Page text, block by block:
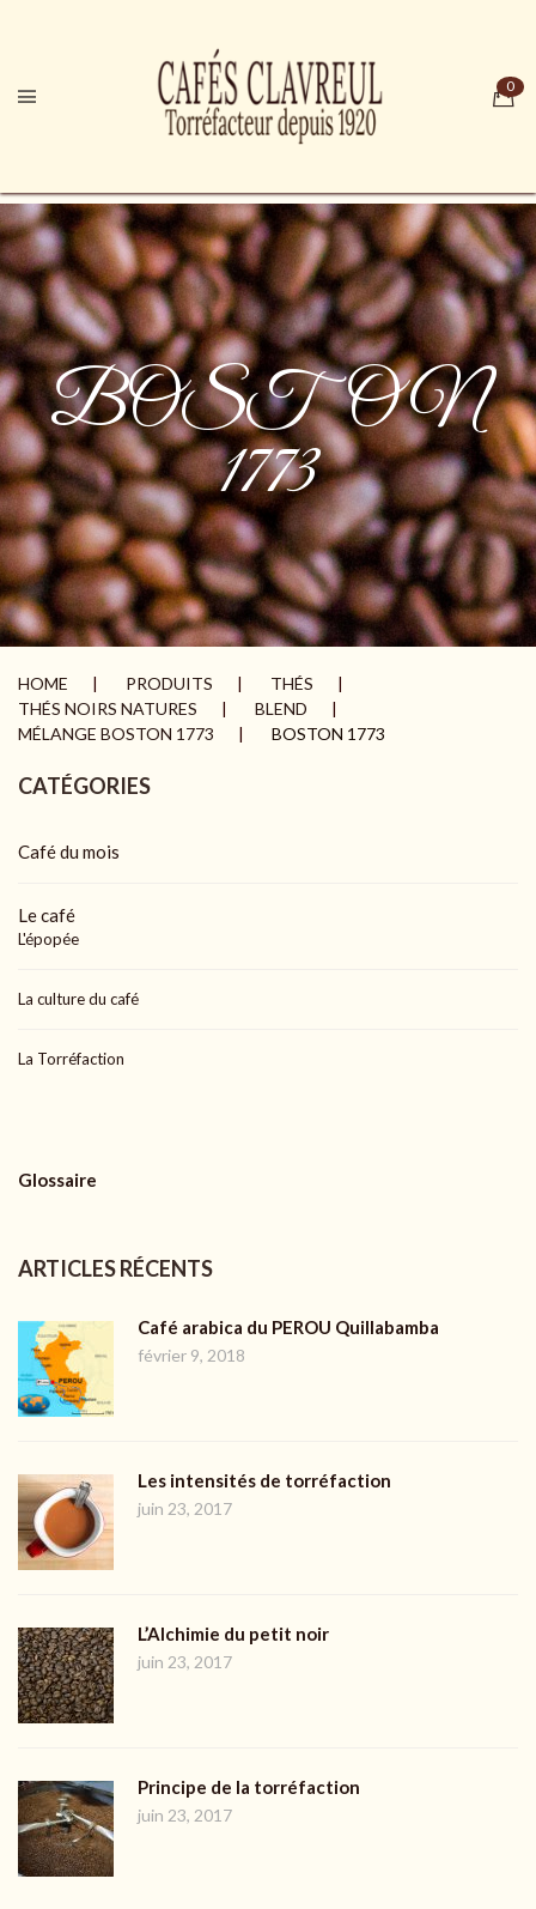
BOSTON
1773
HOME PRODUITS
THÉS
THÉS NOIRS NATURES
BLEND
MÉLANGE BOSTON 1773
BOSTON 1773
CATÉGORIES
Café du mois
Le café
L'épopée
La culture du café
La Torréfaction
Glossaire
ARTICLES RÉCENTS
Café arabica du PEROU Quillabamba
février 9, 2018
Les intensités de torréfaction
juin 23, 2017
L’Alchimie du petit noir
juin 23, 2017
Principe de la torréfaction
juin 23, 2017